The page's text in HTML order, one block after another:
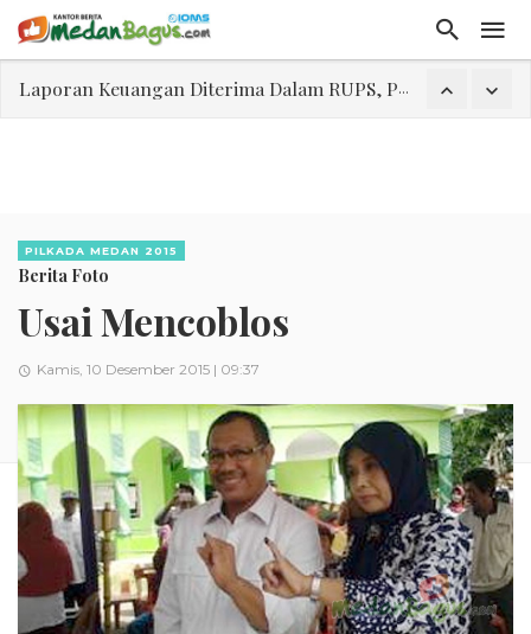
Laporan Keuangan Diterima Dalam RUPS, Pelaporan Hingga Penahanan Mantan Direktur PT GKS Dinilai Rancu
PILKADA MEDAN 2015
Berita Foto
Usai Mencoblos
Kamis, 10 Desember 2015 | 09:37